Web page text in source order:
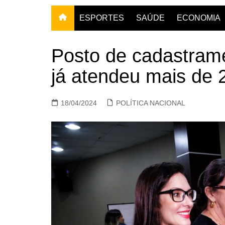
ESPORTES SAÚDE ECONOMIA
Posto de
já atendeu mais de
18/04/2024 POLÍTICA NACIONAL